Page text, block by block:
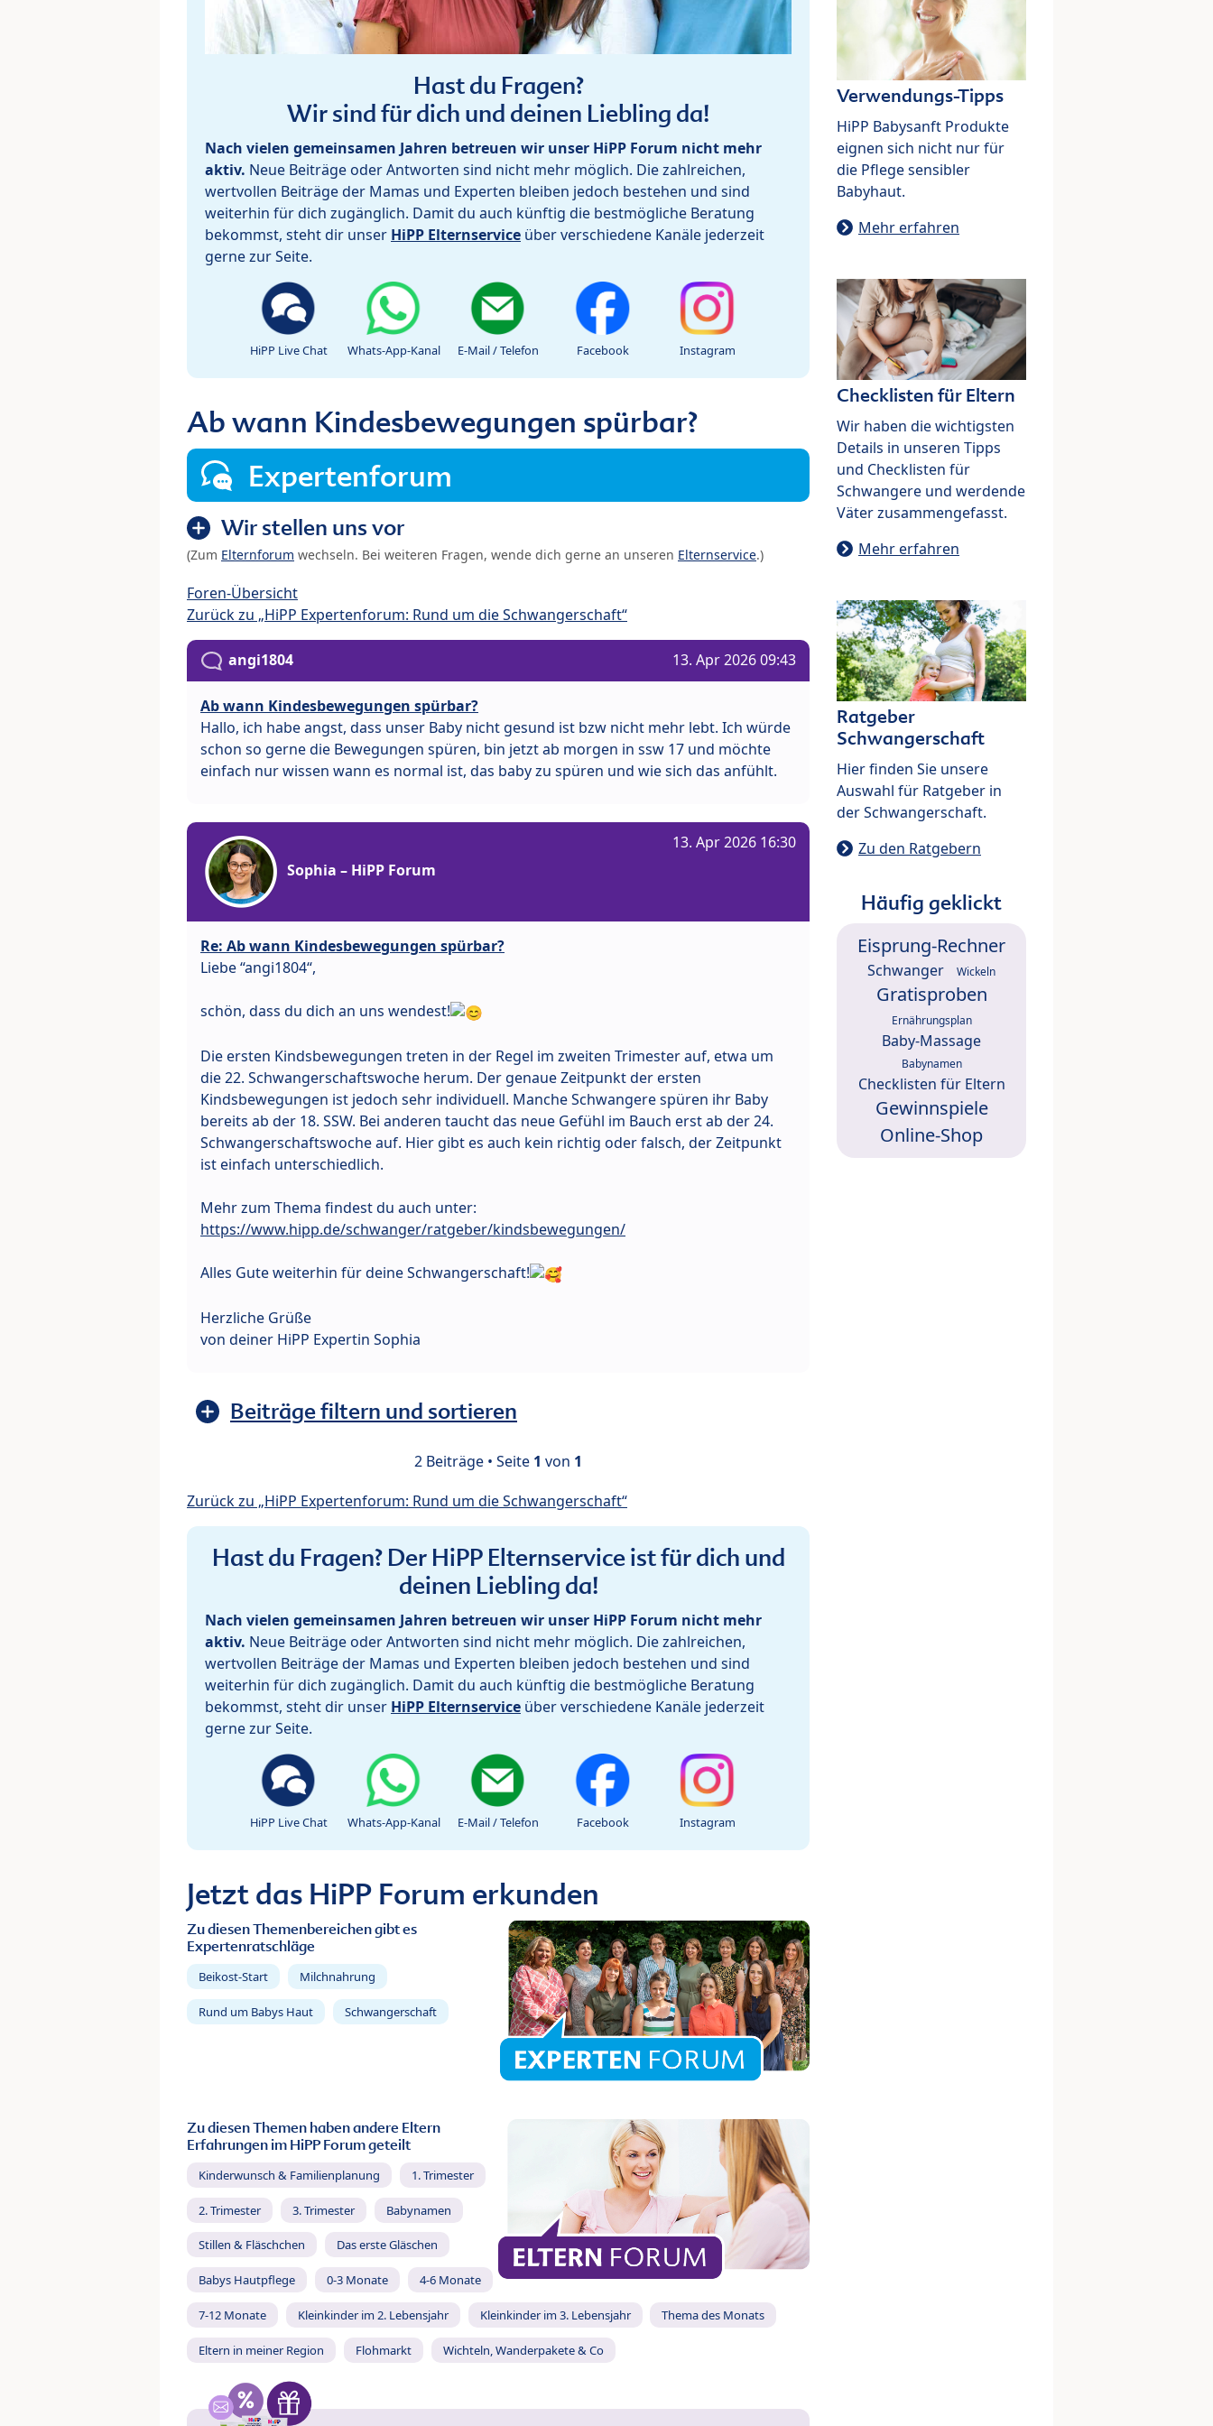
Hast du Fragen?
Wir sind für dich und deinen Liebling da!
Nach vielen gemeinsamen Jahren betreuen wir unser HiPP Forum nicht mehr
aktiv. Neue Beiträge oder Antworten sind nicht mehr möglich. Die zahlreichen,
wertvollen Beiträge der Mamas und Experten bleiben jedoch bestehen und sind
weiterhin für dich zugänglich. Damit du auch künftig die bestmögliche Beratung
bekommst, steht dir unser HiPP Elternservice über verschiedene Kanäle jederzeit
gerne zur Seite.
HiPP Live Chat Whats-App-Kanal E-Mail / Telefon Facebook Instagram
Ab wann Kindesbewegungen spürbar?
Expertenforum
Wir stellen uns vor
(Zum Elternforum wechseln. Bei weiteren Fragen, wende dich gerne an unseren Elternservice.)
Foren-Übersicht
Zurück zu „HiPP Expertenforum: Rund um die Schwangerschaft“
angi1804 13. Apr 2026 09:43
Ab wann Kindesbewegungen spürbar?
Hallo, ich habe angst, dass unser Baby nicht gesund ist bzw nicht mehr lebt. Ich würde
schon so gerne die Bewegungen spüren, bin jetzt ab morgen in ssw 17 und möchte
einfach nur wissen wann es normal ist, das baby zu spüren und wie sich das anfühlt.
Sophia – HiPP Forum
13. Apr 2026 16:30
Re: Ab wann Kindesbewegungen spürbar?
Liebe “angi1804“,
schön, dass du dich an uns wendest!
Die ersten Kindsbewegungen treten in der Regel im zweiten Trimester auf, etwa um
die 22. Schwangerschaftswoche herum. Der genaue Zeitpunkt der ersten
Kindsbewegungen ist jedoch sehr individuell. Manche Schwangere spüren ihr Baby
bereits ab der 18. SSW. Bei anderen taucht das neue Gefühl im Bauch erst ab der 24.
Schwangerschaftswoche auf. Hier gibt es auch kein richtig oder falsch, der Zeitpunkt
ist einfach unterschiedlich.
Mehr zum Thema findest du auch unter:
https://www.hipp.de/schwanger/ratgeber/kindsbewegungen/
Alles Gute weiterhin für deine Schwangerschaft!
Herzliche Grüße
von deiner HiPP Expertin Sophia
Beiträge filtern und sortieren
2 Beiträge • Seite 1 von 1
Zurück zu „HiPP Expertenforum: Rund um die Schwangerschaft“
Hast du Fragen? Der HiPP Elternservice ist für dich und
deinen Liebling da!
Nach vielen gemeinsamen Jahren betreuen wir unser HiPP Forum nicht mehr
aktiv. Neue Beiträge oder Antworten sind nicht mehr möglich. Die zahlreichen,
wertvollen Beiträge der Mamas und Experten bleiben jedoch bestehen und sind
weiterhin für dich zugänglich. Damit du auch künftig die bestmögliche Beratung
bekommst, steht dir unser HiPP Elternservice über verschiedene Kanäle jederzeit
gerne zur Seite.
HiPP Live Chat Whats-App-Kanal E-Mail / Telefon Facebook Instagram
Jetzt das HiPP Forum erkunden
Zu diesen Themenbereichen gibt es
Expertenratschläge
Beikost-Start Milchnahrung
Rund um Babys Haut Schwangerschaft
Zu diesen Themen haben andere Eltern
Erfahrungen im HiPP Forum geteilt
Kinderwunsch & Familienplanung 1. Trimester
2. Trimester 3. Trimester Babynamen
Stillen & Fläschchen Das erste Gläschen
Babys Hautpflege 0-3 Monate 4-6 Monate
7-12 Monate Kleinkinder im 2. Lebensjahr Kleinkinder im 3. Lebensjahr Thema des Monats
Eltern in meiner Region Flohmarkt Wichteln, Wanderpakete & Co
Verwendungs-Tipps
HiPP Babysanft Produkte
eignen sich nicht nur für
die Pflege sensibler
Babyhaut.
Mehr erfahren
Checklisten für Eltern
Wir haben die wichtigsten
Details in unseren Tipps
und Checklisten für
Schwangere und werdende
Väter zusammengefasst.
Mehr erfahren
Ratgeber
Schwangerschaft
Hier finden Sie unsere
Auswahl für Ratgeber in
der Schwangerschaft.
Zu den Ratgebern
Häufig geklickt
Eisprung-Rechner
Schwanger Wickeln
Gratisproben
Ernährungsplan
Baby-Massage
Babynamen
Checklisten für Eltern
Gewinnspiele
Online-Shop